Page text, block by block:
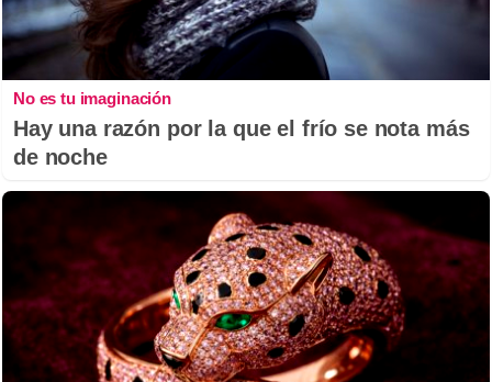
No es tu imaginación
Hay una razón por la que el frío se nota más
de noche